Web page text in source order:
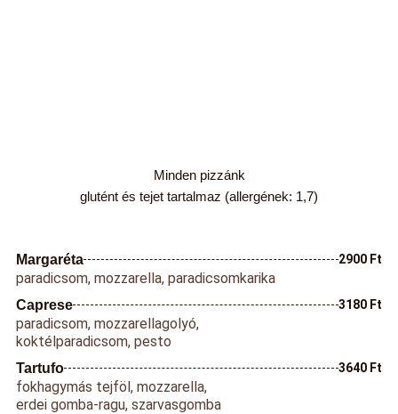
Minden pizzánk
glutént és tejet tartalmaz (allergének: 1,7)
Margaréta 2900 Ft
paradicsom, mozzarella, paradicsomkarika
Caprese 3180 Ft
paradicsom, mozzarellagolyó,
koktélparadicsom, pesto
Tartufo 3640 Ft
fokhagymás tejföl, mozzarella,
erdei gomba-ragu, szarvasgomba